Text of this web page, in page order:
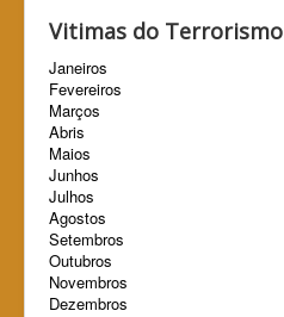
Vitimas do Terrorismo
Janeiros
Fevereiros
Marços
Abris
Maios
Junhos
Julhos
Agostos
Setembros
Outubros
Novembros
Dezembros